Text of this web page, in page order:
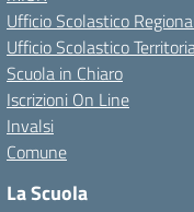
Ufficio Scolastico
Ufficio Scolastico
Scuola in Chiaro
Iscrizioni On Line
Invalsi
Comune
La Scuola